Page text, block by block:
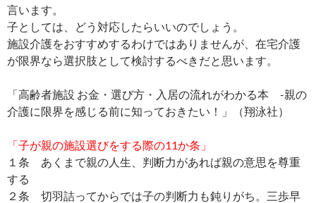
言います。
子としては、どう対応したらいいのでしょう。
施設介護をおすすめするわけではありませんが、在宅介護
が限界なら選択肢として検討するべきだと思います。
「高齢者施設 お金・選び方・入居の流れがわかる本 -親の
介護に限界を感じる前に知っておきたい！」（翔泳社）
「子が親の施設選びをする際の11か条」
１条 あくまで親の人生、判断力があれば親の意思を尊重
する
２条 切羽詰ってからでは子の判断力も鈍りがち。三歩早